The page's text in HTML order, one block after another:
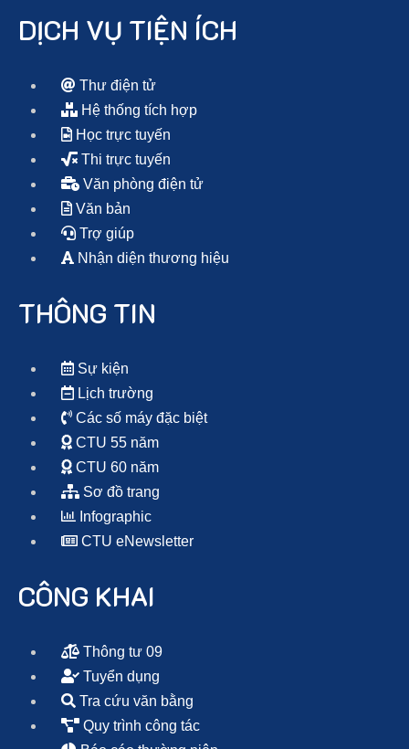
DỊCH VỤ TIỆN ÍCH
Thư điện tử
Hệ thống tích hợp
Học trực tuyến
Thi trực tuyến
Văn phòng điện tử
Văn bản
Trợ giúp
Nhận diện thương hiệu
THÔNG TIN
Sự kiện
Lịch trường
Các số máy đặc biệt
CTU 55 năm
CTU 60 năm
Sơ đồ trang
Infographic
CTU eNewsletter
CÔNG KHAI
Thông tư 09
Tuyển dụng
Tra cứu văn bằng
Quy trình công tác